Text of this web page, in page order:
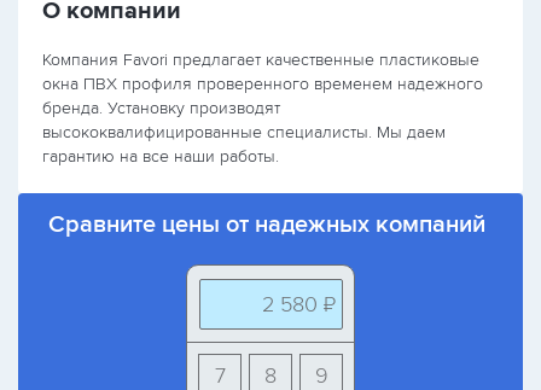
О компании
Компания Favori предлагает качественные пластиковые
окна ПВХ профиля проверенного временем надежного
бренда. Установку производят
высококвалифицированные специалисты. Мы даем
гарантию на все наши работы.
Сравните цены от надежных компаний
2 580 ₽
9
8
7